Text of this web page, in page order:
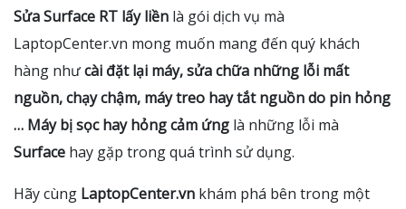
Sửa Surface RT lấy liền là gói dịch vụ mà
LaptopCenter.vn mong muốn mang đến quý khách
hàng nhưcài đặt lại máy, sửa chữa những lỗi mất
nguồn, chạy chậm, máy treo hay tắt nguồn do pin hỏng
… Máy bị sọc hay hỏng cảm ứng là những lỗi mà
Surface hay gặp trong quá trình sử dụng.
Hãy cùng LaptopCenter.vn khám phá bên trong một